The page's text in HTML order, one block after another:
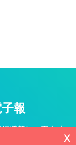
報
營新知、平台功
X